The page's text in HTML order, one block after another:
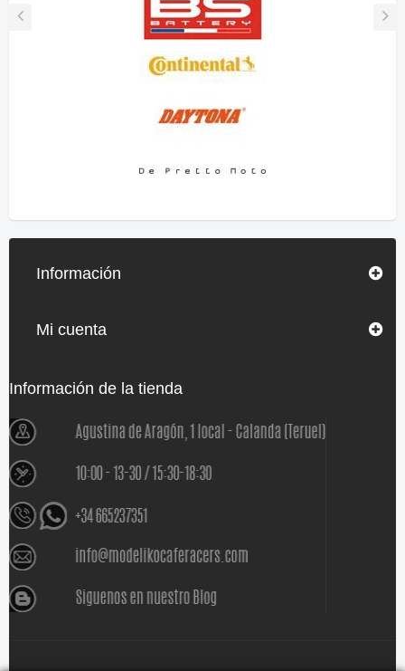
Información
Mi cuenta
Información de la tienda